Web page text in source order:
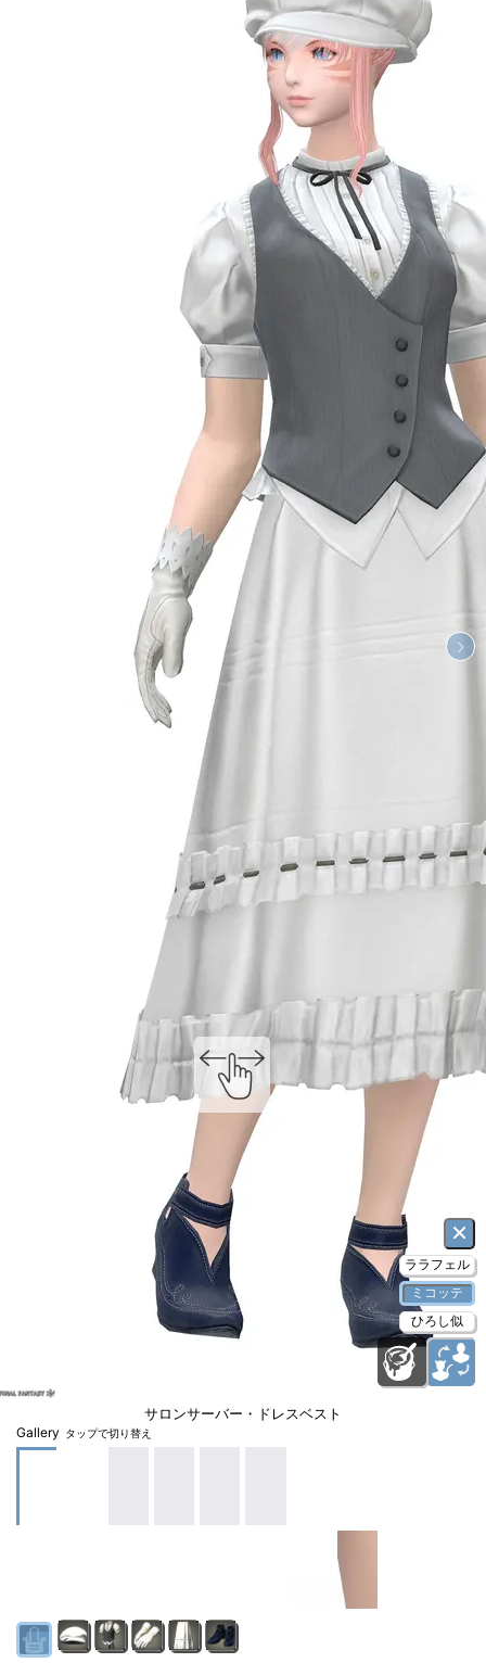
サロンサーバー・ドレスベスト
×
ララフェル
ミコッテ
ひろし似
Gallery タップで切り替え